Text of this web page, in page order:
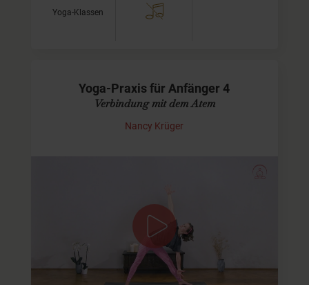
Yoga-Klassen
Yoga-Praxis für Anfänger 4
Verbindung mit dem Atem
Nancy Krüger
und auch kraftvolle Yoga-Praxis. Diesmal geht es um den
Atem, einer der wichtigsten Aspekte…